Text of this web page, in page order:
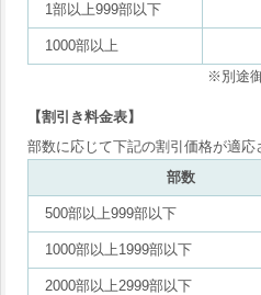
1部以上999部以下
1000部以上
※別途
【割引き料金表】
部数に応じて下記の割引価格が適応
部数
500部以上999部以下
1000部以上1999部以下
2000部以上2999部以下